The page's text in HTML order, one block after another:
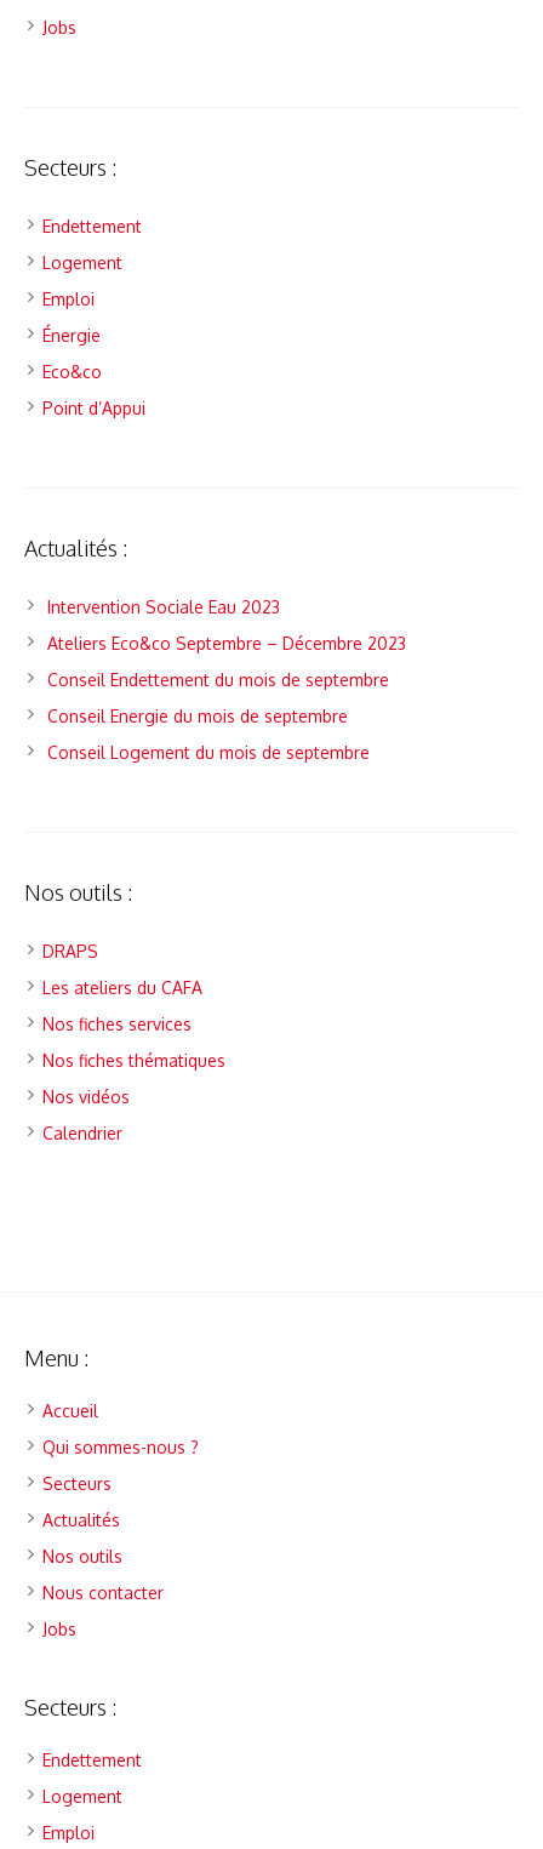
Jobs
Secteurs :
Endettement
Logement
Emploi
Énergie
Eco&co
Point d’Appui
Actualités :
Intervention Sociale Eau 2023
Ateliers Eco&co Septembre – Décembre 2023
Conseil Endettement du mois de septembre
Conseil Energie du mois de septembre
Conseil Logement du mois de septembre
Nos outils :
DRAPS
Les ateliers du CAFA
Nos fiches services
Nos fiches thématiques
Nos vidéos
Calendrier
Menu :
Accueil
Qui sommes-nous ?
Secteurs
Actualités
Nos outils
Nous contacter
Jobs
Secteurs :
Endettement
Logement
Emploi